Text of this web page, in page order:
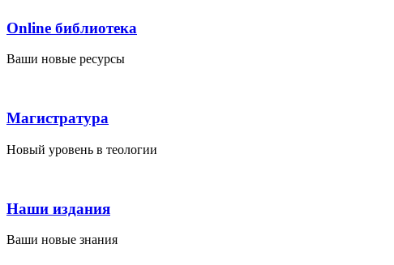
Online библиотека
Ваши новые ресурсы
Магистратура
Новый уровень в теологии
Наши издания
Ваши новые знания